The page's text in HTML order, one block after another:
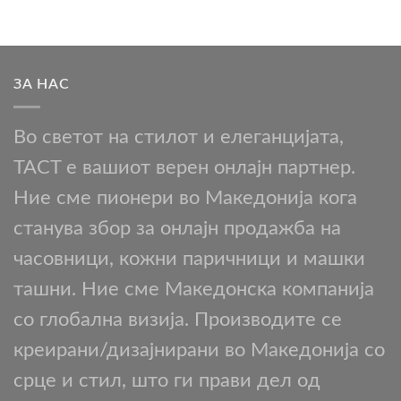
ЗА НАС
Во светот на стилот и елеганцијата,
TACT е вашиот верен онлајн партнер.
Ние сме пионери во Македонија кога
станува збор за онлајн продажба на
часовници, кожни паричници и машки
ташни. Ние сме Македонска компанија
со глобална визија. Производите се
креирани/дизајнирани во Македонија со
срце и стил, што ги прави дел од